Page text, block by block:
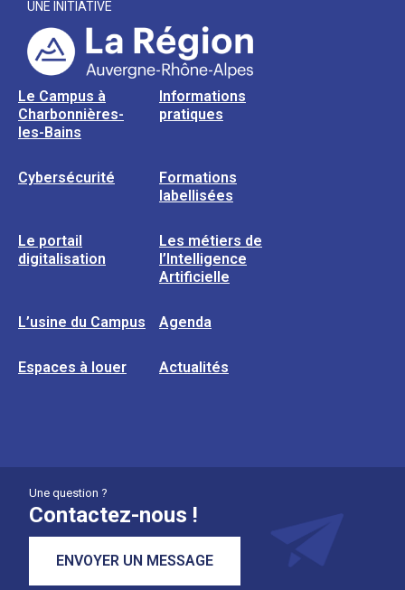
UNE INITIATIVE
Le Campus à
Charbonnières-
les-Bains
Informations
pratiques
Cybersécurité
Formations
labellisées
Le portail
digitalisation
Les métiers de
l’Intelligence
Artificielle
L’usine du Campus Agenda
Espaces à louer Actualités
Une question ?
Contactez-nous !
ENVOYER UN MESSAGE